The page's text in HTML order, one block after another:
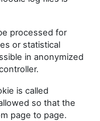
processed for
or statistical
in anonymized
is called
so that the
page to page.